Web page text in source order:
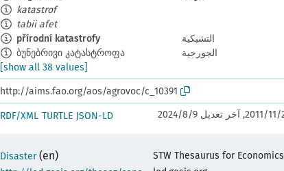
katastrof
tabii afet
přírodní katastrofy
التشيكية
ბუნებრივი კატასტროფა
الجورجية
[show all 38 values]
http://aims.fao.org/aos/agrovoc/c_10391
RDF/XML TURTLE JSON-LD
Disaster (en)
STW Thesaurus for Economics